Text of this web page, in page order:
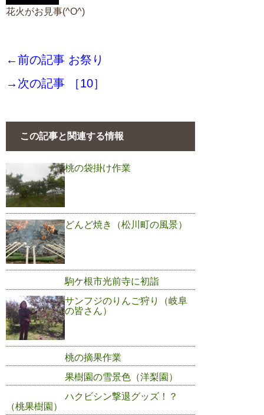
花火がお見事(^O^)
←前の記事 お祭り
→次の記事 ［10］
この記事と関連する情報
桃の袋掛け作業
どんど焼き（松川町の風景）
駒ケ根市光前寺に初詣
サンフジのりんご狩り（岐阜
の皆さん）
桃の摘果作業
果樹園の雪景色（洋梨園）
ハクビシン撃退グッズ！？
（桃果樹園）